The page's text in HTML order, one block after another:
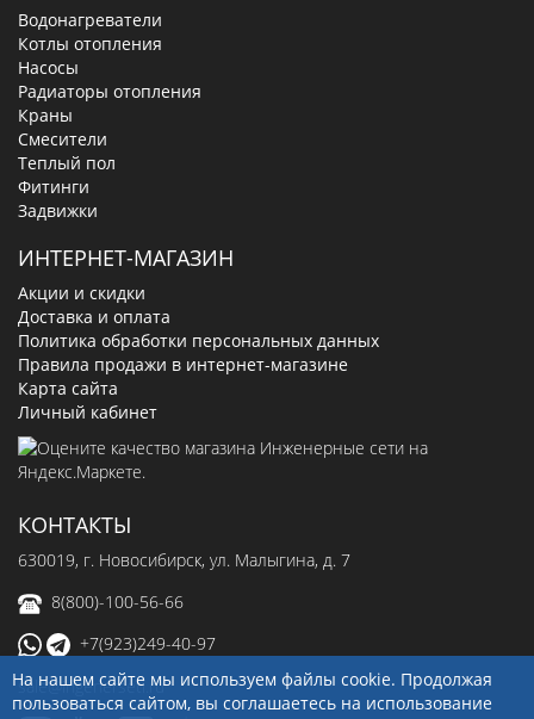
Водонагреватели
Котлы отопления
Насосы
Радиаторы отопления
Краны
Смесители
Теплый пол
Фитинги
Задвижки
ИНТЕРНЕТ-МАГАЗИН
Акции и скидки
Доставка и оплата
Политика обработки персональных данных
Правила продажи в интернет-магазине
Карта сайта
Личный кабинет
КОНТАКТЫ
630019, г. Новосибирск, ул. Малыгина, д. 7
8(800)-100-56-66
+7(923)249-40-97
sale@ingenerseti.ru
На нашем сайте мы используем файлы cookie. Продолжая
пользоваться сайтом, вы соглашаетесь на использование